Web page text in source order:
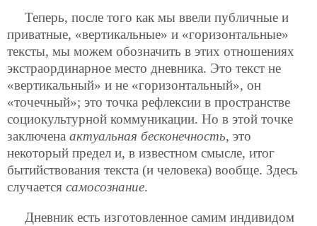
Теперь, после того как мы ввели публичные и
приватные, «вертикальные» и «горизонтальные»
тексты, мы можем обозначить в этих отношениях
экстраординарное место дневника. Это текст не
«вертикальный» и не «горизонтальный», он
«точечный»; это точка рефлексии в пространстве
социокультурной коммуникации. Но в этой точке
заключена актуальная бесконечность, это
некоторый предел и, в известном смысле, итог
бытийствования текста (и человека) вообще. Здесь
случается самосознание.
Дневник есть изготовленное самим индивидом